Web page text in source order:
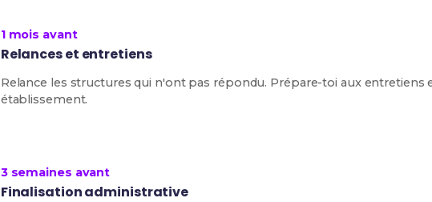
1 mois avant
Relances et entretiens
Relance les structures qui n'ont pas répondu. Prépare-toi aux entretiens
établissement.
3 semaines avant
Finalisation administrative